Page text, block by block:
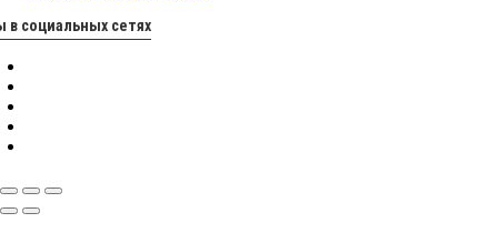
в социальных сетях